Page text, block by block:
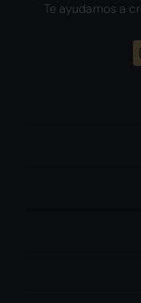
Te ayudamos a